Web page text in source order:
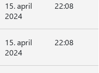
15. april
2024
22:08
15. april
2024
22:08